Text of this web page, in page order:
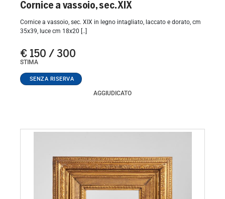
Cornice a vassoio, sec. XIX
Cornice a vassoio, sec. XIX in legno intagliato, laccato e dorato, cm
35x39, luce cm 18x20 [..]
€ 150 / 300
STIMA
AGGIUDICATO